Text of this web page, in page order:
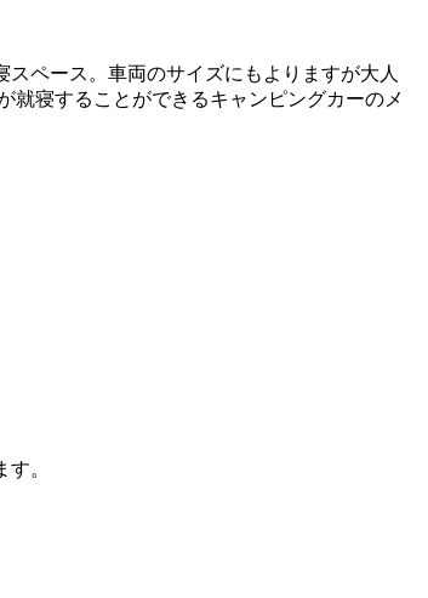
ペース。車両のサイズにもよりますが大人
就寝することができるキャンピングカーのメ
。